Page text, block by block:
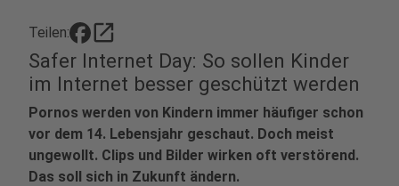
Teilen: open_in_new
Safer Internet Day: So sollen Kinder
im Internet besser geschützt werden
Pornos werden von Kindern immer häufiger schon
vor dem 14. Lebensjahr geschaut. Doch meist
ungewollt. Clips und Bilder wirken oft verstörend.
Das soll sich in Zukunft ändern.